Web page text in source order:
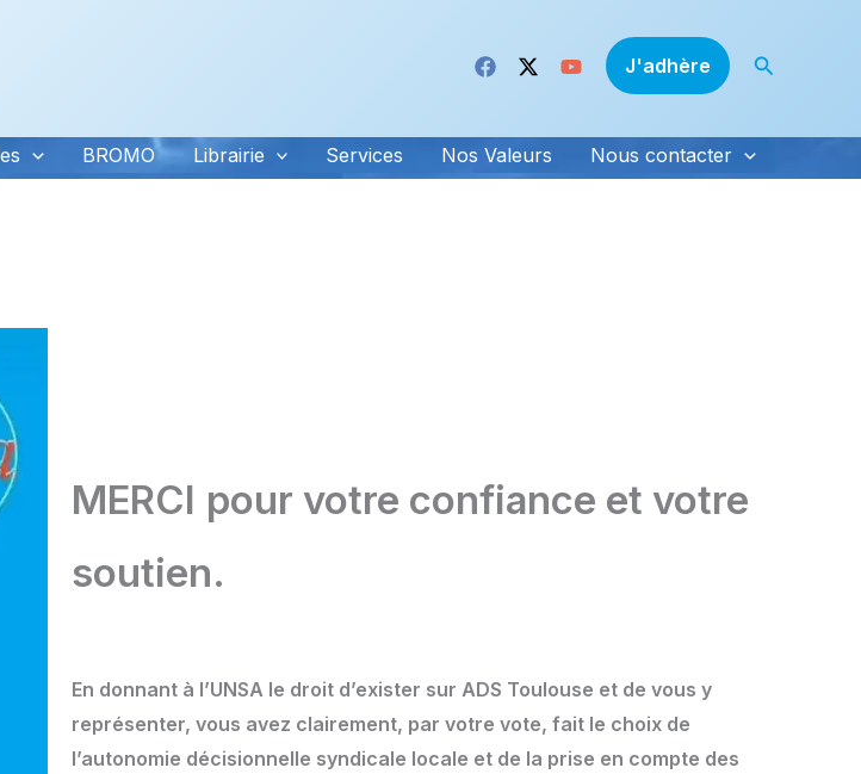
J'adhère
BROMO Librairie Services Nos Valeurs Nous contacter
MERCI pour votre confiance et votre
soutien.
En donnant à l’UNSA le droit d’exister sur ADS Toulouse et de vous y
représenter, vous avez clairement, par votre vote, fait le choix de
l’autonomie décisionnelle syndicale locale et de la prise en compte des